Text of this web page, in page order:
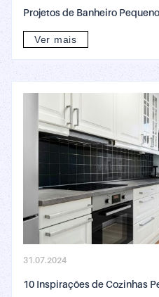
Projetos de Banheiro
Ver mais
31.07.2024
10 Inspirações de Cozinhas